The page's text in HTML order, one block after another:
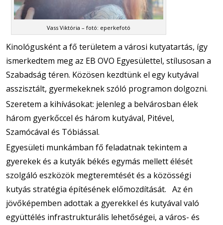
Vass Viktória – fotó: eperkefotó
Kinológusként a fő területem a városi kutyatartás, így
ismerkedtem meg az EB OVO Egyesülettel, stílusosan a
Szabadság téren. Közösen kezdtünk el egy kutyával
asszisztált, gyermekeknek szóló programon dolgozni.
Szeretem a kihívásokat: jelenleg a belvárosban élek
három gyerkőccel és három kutyával, Pitével,
Szamócával és Tóbiással.
Egyesületi munkámban fő feladatnak tekintem a
gyerekek és a kutyák békés egymás mellett élését
szolgáló eszközök megteremtését és a közösségi
kutyás stratégia építésének előmozdítását. Az én
jövőképemben adottak a gyerekkel és kutyával való
együttélés infrastrukturális lehetőségei, a város- és